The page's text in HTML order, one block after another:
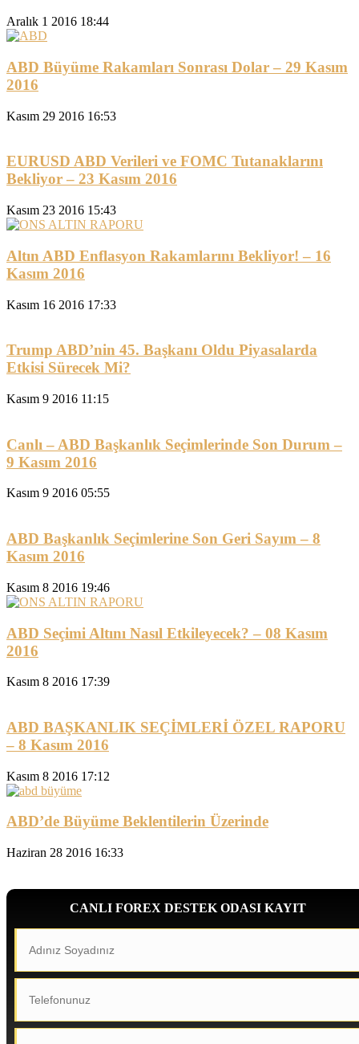
Aralık 1 2016 18:44
ABD Büyüme Rakamları Sonrası Dolar – 29 Kasım
2016
Kasım 29 2016 16:53
EURUSD ABD Verileri ve FOMC Tutanaklarını
Bekliyor – 23 Kasım 2016
Kasım 23 2016 15:43
Altın ABD Enflasyon Rakamlarını Bekliyor! – 16
Kasım 2016
Kasım 16 2016 17:33
Trump ABD’nin 45. Başkanı Oldu Piyasalarda
Etkisi Sürecek Mi?
Kasım 9 2016 11:15
Canlı – ABD Başkanlık Seçimlerinde Son Durum –
9 Kasım 2016
Kasım 9 2016 05:55
ABD Başkanlık Seçimlerine Son Geri Sayım – 8
Kasım 2016
Kasım 8 2016 19:46
ABD Seçimi Altını Nasıl Etkileyecek? – 08 Kasım
2016
Kasım 8 2016 17:39
ABD BAŞKANLIK SEÇİMLERİ ÖZEL RAPORU
– 8 Kasım 2016
Kasım 8 2016 17:12
ABD’de Büyüme Beklentilerin Üzerinde
Haziran 28 2016 16:33
CANLI FOREX DESTEK ODASI KAYIT